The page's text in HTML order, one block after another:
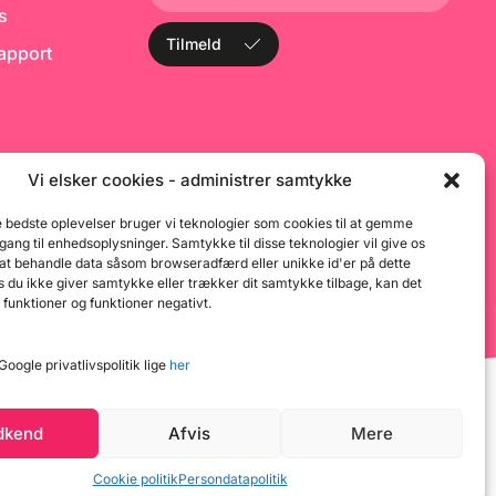
Vi elsker cookies - administrer samtykke
bedste oplevelser bruger vi teknologier som cookies til at gemme
til enhedsoplysninger. Samtykke til disse teknologier vil give os
behandle data såsom browseradfærd eller unikke id'er på dette
du ikke giver samtykke eller trækker dit samtykke tilbage, kan det
funktioner og funktioner negativt.
privatlivspolitik lige her
Afvis Mere
Cookie politikPersondatapolitik
som fx også sker
Bage
i det færdige
som de
bagere bruger,
til dem der
dyrere andre
;-) Bage
ligesom du
Denne pose
500 rundstykker
franskbrød.
i poser med
Tilmeld